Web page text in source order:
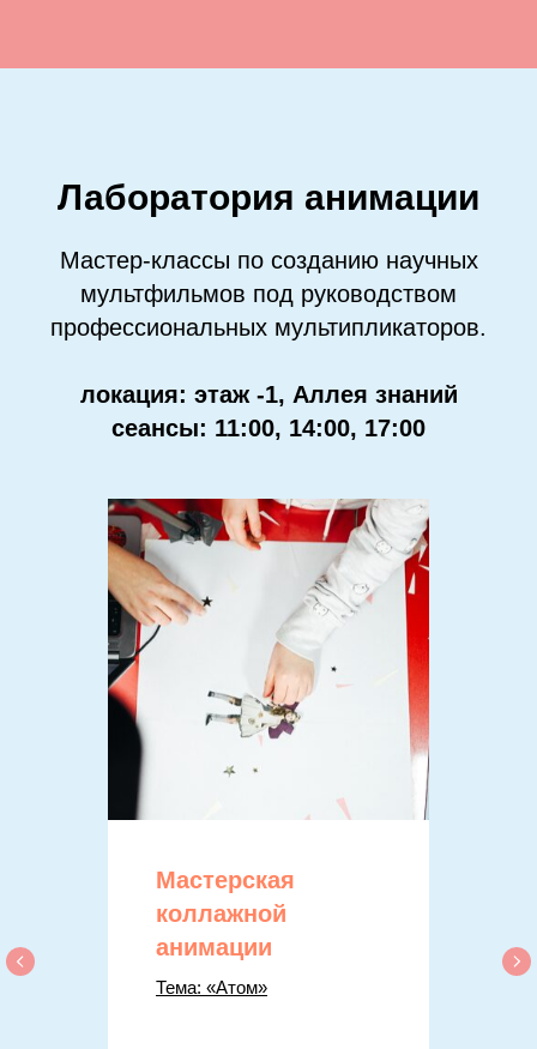
Лаборатория анимации
Мастер-классы по созданию научных
мультфильмов под руководством
профессиональных мультипликаторов.
локация: этаж -1, Аллея знаний
сеансы: 11:00, 14:00, 17:00
Мастерская
коллажной
анимации
Тема: «Атом»